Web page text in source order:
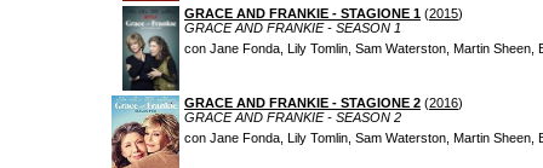
GRACE AND FRANKIE - STAGIONE 1 (2015)
GRACE AND FRANKIE - SEASON 1
con Jane Fonda, Lily Tomlin, Sam Waterston, Martin
GRACE AND FRANKIE - STAGIONE 2 (2016)
GRACE AND FRANKIE - SEASON 2
con Jane Fonda, Lily Tomlin, Sam Waterston, Martin